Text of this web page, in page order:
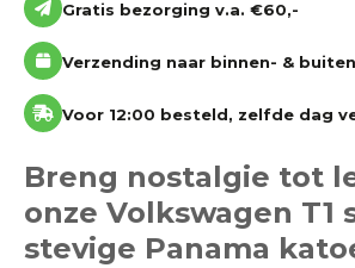
Gratis bezorging v.a. €60,-
Verzending naar binnen- &
Voor 12:00 besteld, zelfde dag
Breng nostalgie tot
onze Volkswagen T1
stevige Panama